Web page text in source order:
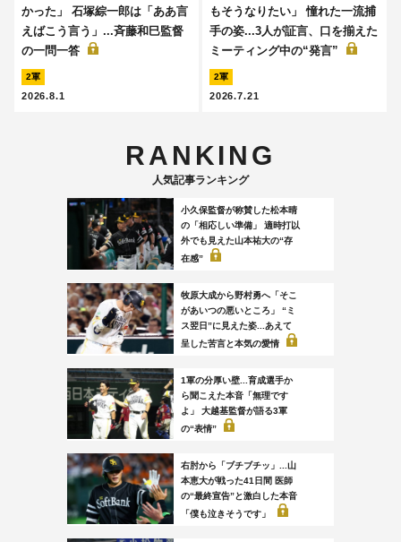
かった」 石塚綜一郎は「ああ言
えばこう言う」...斉藤和巳監督
の一問一答
2軍
2026.8.1
もそうなりたい」 憧れた一流捕
手の姿...3人が証言、口を揃えた
ミーティング中の“発言”
2軍
2026.7.21
RANKING
人気記事ランキング
小久保監督が称賛した松本晴
の「相応しい準備」 適時打以
外でも見えた山本祐大の“存
在感”
牧原大成から野村勇へ「そこ
があいつの悪いところ」 “ミ
ス翌日”に見えた姿...あえて
呈した苦言と本気の愛情
1軍の分厚い壁...育成選手か
ら聞こえた本音「無理です
よ」 大越基監督が語る3軍
の“表情”
右肘から「ブチブチッ」...山
本恵大が戦った41日間 医師
の“最終宣告”と激白した本音
「僕も泣きそうです」